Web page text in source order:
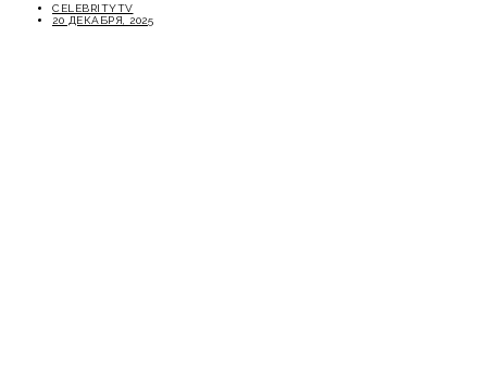
CELEBRITYTV
20 ДЕКАБРЯ, 2025